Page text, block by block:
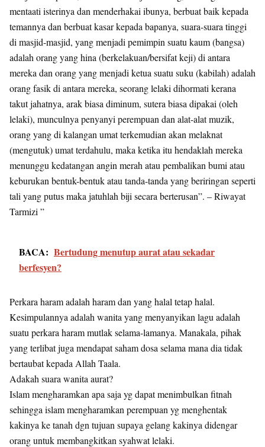
mentaati isterinya dan menderhakai ibunya, berbuat baik kepada
temannya dan berbuat kasar kepada bapanya, suara-suara tinggi
di masjid-masjid, yang menjadi pemimpin suatu kaum (bangsa)
adalah orang yang hina (berkelakuan/bersifat keji) di antara
mereka dan orang yang menjadi ketua suatu suku (kabilah) adalah
orang fasik di antara mereka, seorang lelaki dihormati kerana
takut jahatnya, arak biasa diminum, sutera biasa dipakai (oleh
lelaki), munculnya penyanyi perempuan dan alat-alat muzik,
orang yang di kalangan umat terkemudian akan melaknat
(mengutuk) umat terdahulu, maka ketika itu hendaklah mereka
menunggu kedatangan angin merah atau pembalikan bumi atau
keburukan bentuk-bentuk atau tanda-tanda yang beriringan seperti
tali yang putus maka jatuhlah biji secara berterusan”. – Riwayat
Tarmizi ”
BACA: Bertudung menutup aurat atau sekadar
berfesyen?
Perkara haram adalah haram dan yang halal tetap halal.
Kesimpulannya adalah wanita yang menyanyikan lagu adalah
suatu perkara haram mutlak selama-lamanya. Manakala, pihak
yang terlibat juga mendapat saham dosa selama mana dia tidak
bertaubat kepada Allah Taala.
Adakah suara wanita aurat?
Islam mengharamkan apa saja yg dapat menimbulkan fitnah
sehingga islam mengharamkan perempuan yg menghentak
kakinya ke tanah dgn tujuan supaya gelang kakinya didengar
orang untuk membangkitkan syahwat lelaki.